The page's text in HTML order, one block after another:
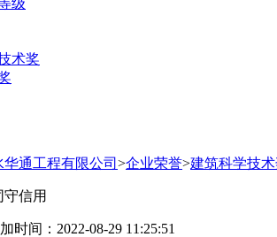
级
术奖
华通工程有限公司 >企业荣誉>建筑科学技
守信用
时间：2022-08-29 11:25:51